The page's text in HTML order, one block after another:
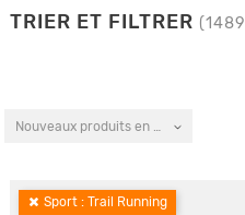
TRIER ET FILTRER
Nouveaux produits en premier
Sport : Trail Running